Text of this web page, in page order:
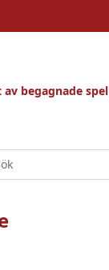
begagnade spel